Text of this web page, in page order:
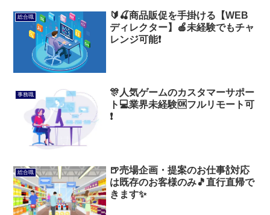
総合職
🔰🍒商品販促を手掛ける【WEB
ディレクター】🍎未経験でもチャ
レンジ可能❗️
事務職
🎊人気ゲームのカスタマーサポー
ト💻業界未経験🆗フルリモート可
❗
総合職
🍺売場企画・提案のお仕事🍾対応
は既存のお客様のみ🎵直行直帰で
きます✨